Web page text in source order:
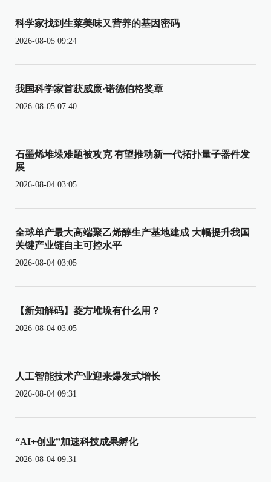
科学家找到生菜美味又营养的基因密码
2026-08-05 09:24
我国科学家首获威廉·诺德伯格奖章
2026-08-05 07:40
石墨烯堆垛难题被攻克 有望推动新一代拓扑量子器件发
展
2026-08-04 03:05
全球单产最大高端聚乙烯醇生产基地建成 大幅提升我国
关键产业链自主可控水平
2026-08-04 03:05
【新知解码】菱方堆垛有什么用？
2026-08-04 03:05
人工智能技术产业迎来爆发式增长
2026-08-04 09:31
“AI+创业”加速科技成果孵化
2026-08-04 09:31